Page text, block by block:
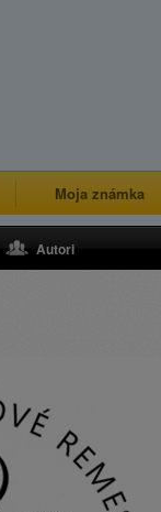
Moja známka
Autori